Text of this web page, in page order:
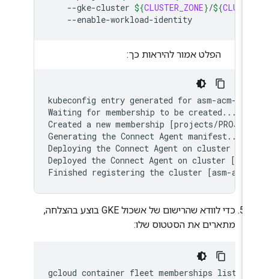
--gke-cluster ${CLUSTER_ZONE}/${
הפלט אמור להיראות כך:
kubeconfig entry generated for asm-acm-
Waiting for membership to be
Created a new membership [projects/
Generating the Connect Agent manifest...
Deploying the Connect Agent on cluster
Deployed the Connect Agent on cluster
כדי לוודא שהרישום של אשכול GKE בוצע בהצלחה,
מתארים את הסטטוס שלו:
gcloud container fleet memberships